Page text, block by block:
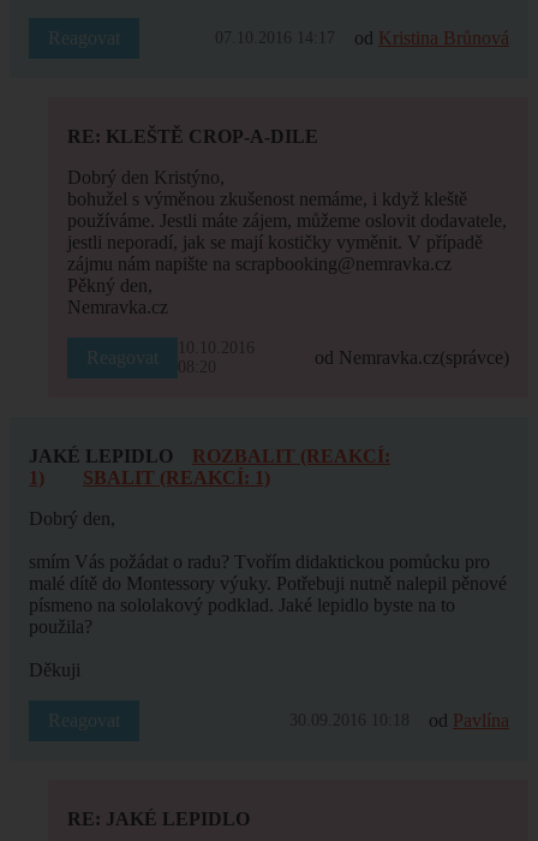
Reagovat 07.10.2016 14:17 od Kristina Brůnová
RE: KLEŠTĚ CROP-A-DILE
Dobrý den Kristýno,
bohužel s výměnou zkušenost nemáme, i když kleště
používáme. Jestli máte zájem, můžeme oslovit dodavatele,
jestli neporadí, jak se mají kostičky vyměnit. V případě
zájmu nám napište na scrapbooking@nemravka.cz
Pěkný den,
Nemravka.cz
Reagovat
10.10.2016
08:20
od Nemravka.cz(správce)
JAKÉ LEPIDLO
ROZBALIT (REAKCÍ:
1)
SBALIT (REAKCÍ: 1)
Dobrý den,
smím Vás požádat o radu? Tvořím didaktickou pomůcku pro
malé dítě do Montessory výuky. Potřebuji nutně nalepil pěnové
písmeno na sololakový podklad. Jaké lepidlo byste na to
použila?
Děkuji
Reagovat 30.09.2016 10:18 od Pavlína
RE: JAKÉ LEPIDLO